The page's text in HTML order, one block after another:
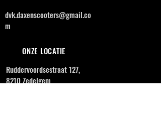
dvk.daxenscooters@gmail.co
m
ONZE LOCATIE
Ruddervoordsestraat 127,
8210 Zedelgem